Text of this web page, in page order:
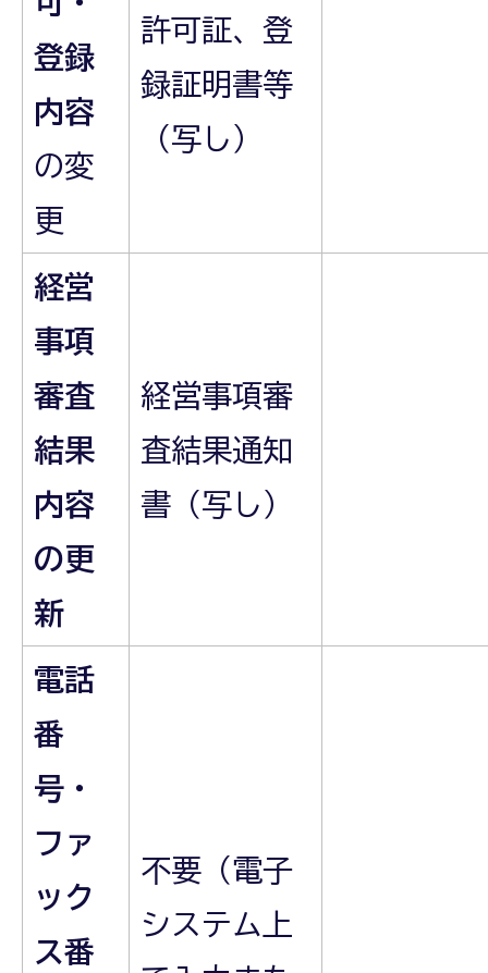
登録
内容
の変
更
許可証、登
録証明書等
（写し）
経営
事項
審査
結果
内容
の更
新
経営事項審
査結果通知
書（写し）
電話
番
号・
ファ
ック
ス番
不要（電子
システム上